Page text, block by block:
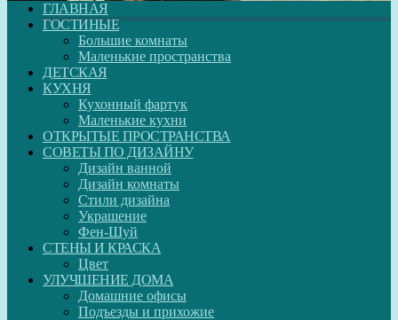
ГЛАВНАЯ
ГОСТИНЫЕ
Большие комнаты
Маленькие пространства
ДЕТСКАЯ
КУХНЯ
Кухонный фартук
Маленькие кухни
ОТКРЫТЫЕ ПРОСТРАНСТВА
СОВЕТЫ ПО ДИЗАЙНУ
Дизайн ванной
Дизайн комнаты
Стили дизайна
Украшение
Фен-Шуй
СТЕНЫ И КРАСКА
Цвет
УЛУЧШЕНИЕ ДОМА
Домашние офисы
Подъезды и прихожие